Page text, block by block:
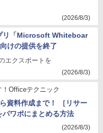
(2026/8/3)
リ「Microsoft Whiteboar
けの提供を終了
エクスポートを
(2026/8/3)
Officeテクニック
資料作成まで！ ［リサー
ワポにまとめる方法
(2026/8/3)